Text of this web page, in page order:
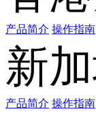
产品简介 操作指南
新
产品简介 操作指南